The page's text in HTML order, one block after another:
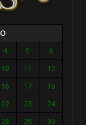
4 5
6
10 11
12
16 17
18
22 23
24
28 29
30